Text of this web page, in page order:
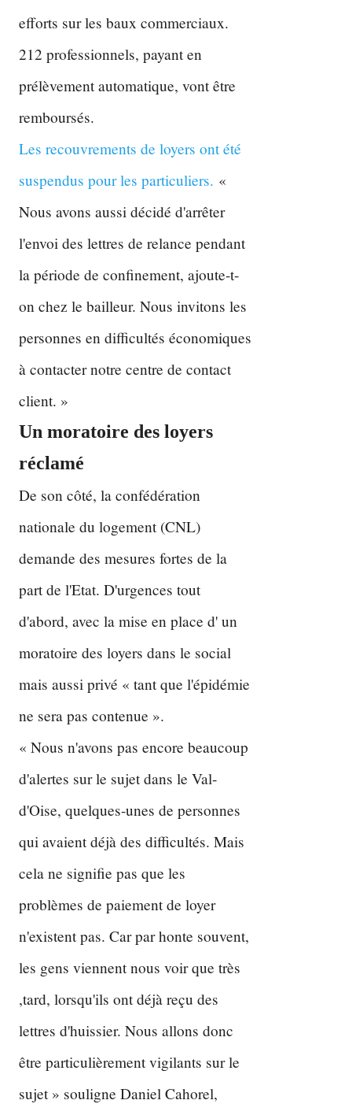
efforts sur les baux commerciaux.
212 professionnels, payant en
prélèvement automatique, vont être
remboursés.
Les recouvrements de loyers ont été
suspendus pour les particuliers. «
Nous avons aussi décidé d'arrêter
l'envoi des lettres de relance pendant
la période de confinement, ajoute-t-
on chez le bailleur. Nous invitons les
personnes en difficultés économiques
à contacter notre centre de contact
client. »
Un moratoire des loyers
réclamé
De son côté, la confédération
nationale du logement (CNL)
demande des mesures fortes de la
part de l'Etat. D'urgences tout
d'abord, avec la mise en place d' un
moratoire des loyers dans le social
mais aussi privé « tant que l'épidémie
ne sera pas contenue ».
« Nous n'avons pas encore beaucoup
d'alertes sur le sujet dans le Val-
d'Oise, quelques-unes de personnes
qui avaient déjà des difficultés. Mais
cela ne signifie pas que les
problèmes de paiement de loyer
n'existent pas. Car par honte souvent,
les gens viennent nous voir que très
,tard, lorsqu'ils ont déjà reçu des
lettres d'huissier. Nous allons donc
être particulièrement vigilants sur le
sujet » souligne Daniel Cahorel,